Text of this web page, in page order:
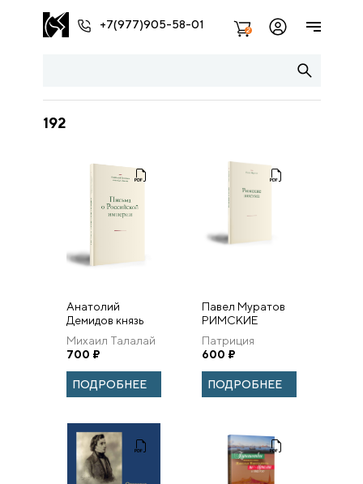
+7(977)905-58-01 2
192
Анатолий
Демидов князь
Сан-Донато
(«Ни-Таг»)
ПИСЬМА О
РОССИЙСКОЙ
ИМПЕРИИ
Михаил Талалай
700 ₽
ПОДРОБНЕЕ
Павел Муратов
РИМСКИЕ
ПИСЬМА
Патриция
Деотто, Михаил
600 ₽
ПОДРОБНЕЕ